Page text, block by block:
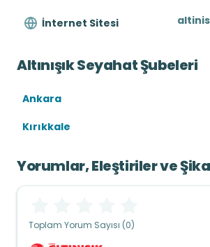
İnternet Sitesi
Altınışık Seyahat Şubeleri
Ankara
Kırıkkale
Yorumlar, Eleştiriler ve
Toplam Yorum Sayısı (0)